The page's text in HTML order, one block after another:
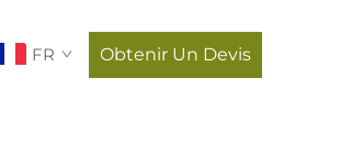
FR Obtenir Un Devis